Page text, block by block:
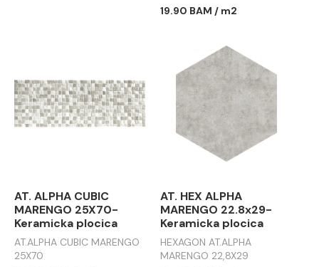
19.90 BAM / m2
AT. ALPHA CUBIC
MARENGO 25X70-
Keramicka plocica
AT.ALPHA CUBIC MARENGO
25X70
AT. HEX ALPHA
MARENGO 22.8x29-
Keramicka plocica
HEXAGON AT.ALPHA
MARENGO 22,8X29